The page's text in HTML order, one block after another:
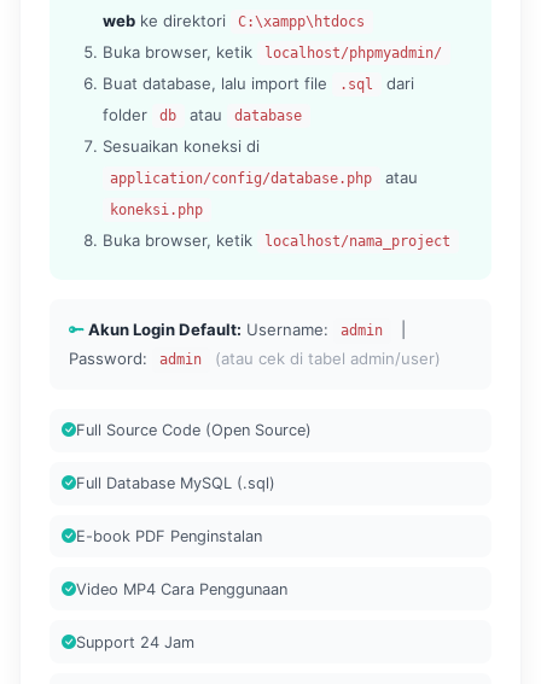
web ke direktori C:\xampp\htdocs
Buka browser, ketik localhost/phpmyadmin/
Buat database, lalu import file .sql
dari
folder
db atau database
Sesuaikan koneksi di
application/config/database.php atau
koneksi.php
Buka browser, ketik localhost/nama_project
Akun Login Default: Username: admin
Password:
admin (atau cek di tabel admin/user)
Full Source Code (Open Source)
Full Database MySQL (.sql)
E-book PDF Penginstalan
Video MP4 Cara Penggunaan
Support 24 Jam